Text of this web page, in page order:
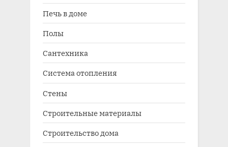
Печь в доме
Полы
Сантехника
Система отопления
Стены
Строительные материалы
Строительство дома